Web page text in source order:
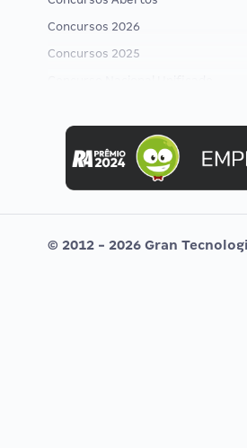
Concursos 2026
Concursos 2025
Concurso MPU
Editais publicados
© 2012 - 2026 Gran